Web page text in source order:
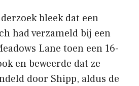
bleek dat een
had verzameld bij een
Lane toen een 16-
en beweerde dat ze
door Shipp, aldus de